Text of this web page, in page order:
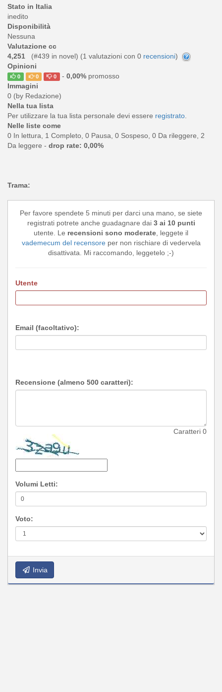
Stato in Italia
inedito
Disponibilità
Nessuna
Valutazione cc
4,251
(#439 in novel) (1 valutazioni con 0 recensioni)
Opinioni
0 0 0 - 0,00%promosso
Immagini
0 (by Redazione)
Nella tua lista
Per utilizzare la tua lista personale devi essere registrato.
Nelle liste come
0 In lettura, 1 Completo, 0 Pausa, 0 Sospeso, 0 Da rileggere, 2
Da leggere - drop rate: 0,00%
Trama:
Per favore spendete 5 minuti per darci una mano, se siete
registrati potrete anche guadagnare dai 3 ai 10 punti
utente. Le recensioni sono moderate, leggete il
vademecum del recensoreper non rischiare di vedervela
disattivata. Mi raccomando, leggetelo ;-)
Utente
Email (facoltativo):
Recensione (almeno 500 caratteri):
Caratteri 0
Volumi Letti:
Voto:
Invia